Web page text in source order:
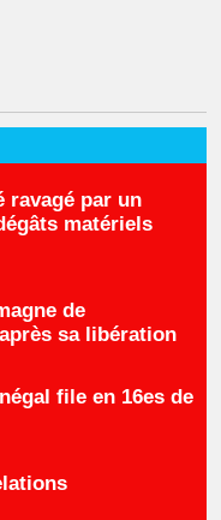
ravagé par un
matériels
de
sa libération
file en 16es de